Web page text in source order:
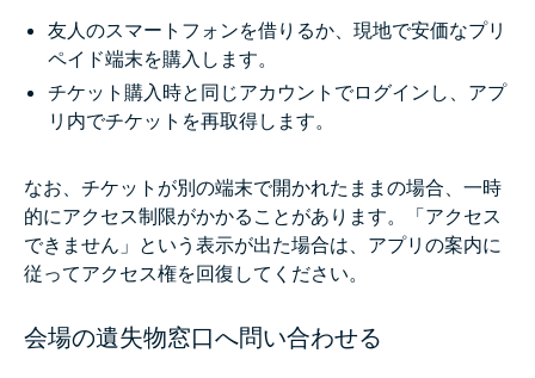
友人のスマートフォンを借りるか、現地で安価なプリ
ペイド端末を購入します。
チケット購入時と同じアカウントでログインし、アプ
リ内でチケットを再取得します。
なお、チケットが別の端末で開かれたままの場合、一時
的にアクセス制限がかかることがあります。「アクセス
できません」という表示が出た場合は、アプリの案内に
従ってアクセス権を回復してください。
会場の遺失物窓口へ問い合わせる